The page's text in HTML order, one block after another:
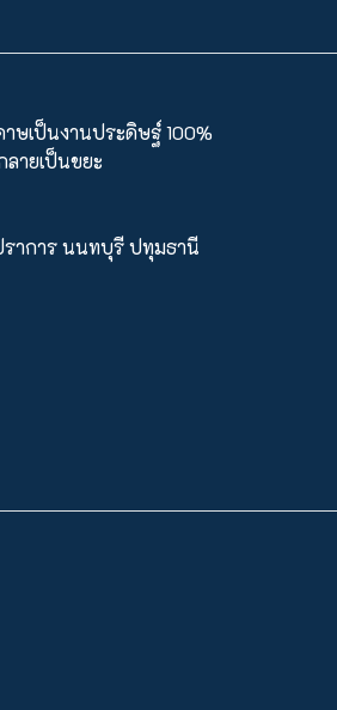
ษเป็นงานประดิษฐ์ 100%
ายเป็นขยะ
าการ นนทบุรี ปทุมธานี